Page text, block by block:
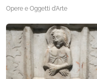
Opere e Oggetti d'Arte